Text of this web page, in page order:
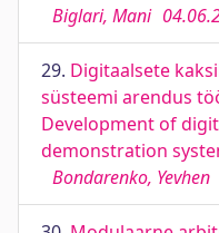
Biglari, Mani
29. Digitaalsete
süsteemi arendus
Development of
demonstration
Bondarenko, Yevhen